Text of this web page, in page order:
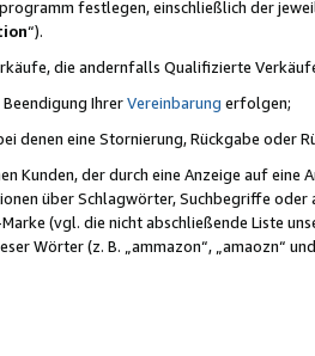
festlegen, einschließlich der
“).
die andernfalls Qualifizierte
IhrerVereinbarung erfolgen;
denen eine Stornierung, Rückgabe oder
Kunden, der durch eine Anzeige auf
über Schlagwörter, Suchbegriffe
(vgl. die nicht abschließende Liste
Wörter (z. B. „ammazon“, „amaozn“